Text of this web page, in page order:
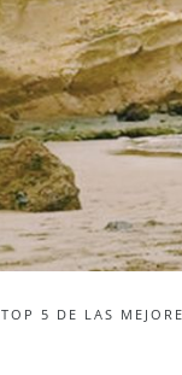
TOP 5 DE LAS